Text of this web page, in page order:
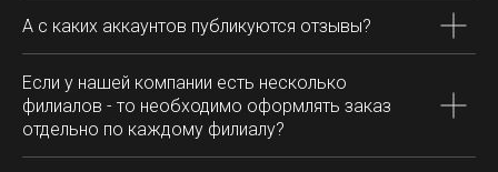
А с каких аккаунтов публикуются отзывы?
Если у нашей компании есть несколько
филиалов - то необходимо оформлять заказ
отдельно по каждому филиалу?